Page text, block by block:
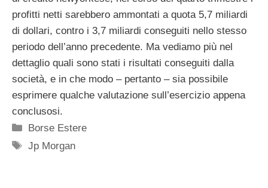
profitti netti sarebbero ammontati a quota 5,7 miliardi
di dollari, contro i 3,7 miliardi conseguiti nello stesso
periodo dell’anno precedente. Ma vediamo più nel
dettaglio quali sono stati i risultati conseguiti dalla
società, e in che modo – pertanto – sia possibile
esprimere qualche valutazione sull’esercizio appena
conclusosi.
Categorie
Borse Estere
Tag
Jp Morgan